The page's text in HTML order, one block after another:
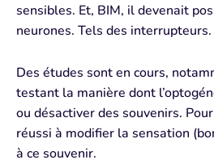
sensibles. Et, BIM, il devenait
neurones. Tels des interrupteurs.
Des études sont en cours,
testant la manière dont
ou désactiver des souvenirs.
réussi à modifier la sensation
à ce souvenir.